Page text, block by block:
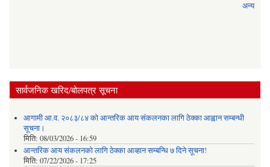
अन्य
सार्वजनिक खरिद/बोलपत्र सूचना
आगामी आ.व. २०८३/८४ को आन्तरिक आय संकलनका लागि ठेक्का आह्वान सम्बन्धी
सूचना।
मिति: 08/03/2026 - 16:59
आन्तरिक आय संकलनको लागि ठेक्‍का आव्हान सम्बन्धि ७ दिने सूचना!
मिति: 07/22/2026 - 17:25